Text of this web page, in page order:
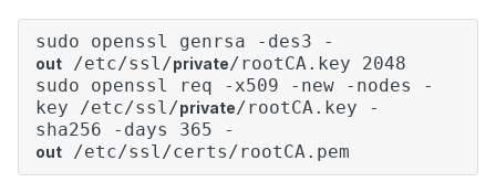
sudo openssl genrsa -des3 -
out /etc/ssl/private/rootCA.key 2048
sudo openssl req -x509 -new -nodes -
key /etc/ssl/private/rootCA.key -
sha256 -days 365 -
out /etc/ssl/certs/rootCA.pem